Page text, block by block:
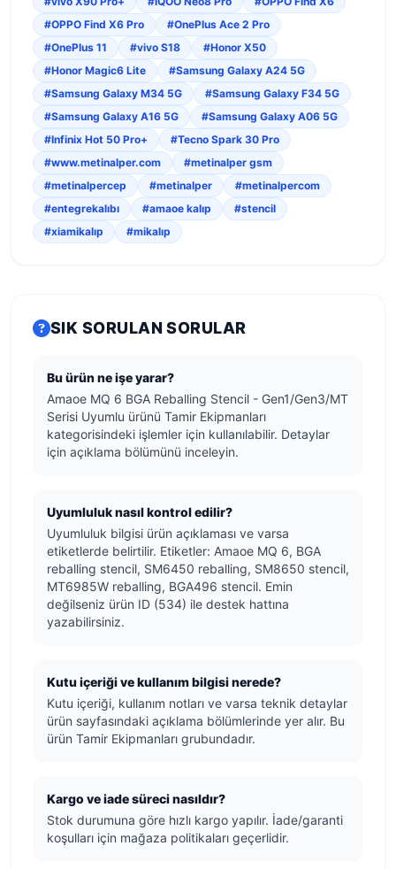
#OPPO Find X6 Pro
#OnePlus Ace 2 Pro
#OnePlus 11
#vivo S18
#Honor X50
#Honor Magic6 Lite
#Samsung Galaxy A24 5G
#Samsung Galaxy M34 5G
#Samsung Galaxy F34 5G
#Samsung Galaxy A16 5G
#Samsung Galaxy A06 5G
#Infinix Hot 50 Pro+
#Tecno Spark 30 Pro
#www.metinalper.com
#metinalper gsm
#metinalpercep
#metinalper
#metinalpercom
#entegrekalıbı
#amaoe kalıp
#stencil
#xiamikalıp
#mikalıp
SIK SORULAN SORULAR
Bu ürün ne işe yarar?
Amaoe MQ 6 BGA Reballing Stencil - Gen1/Gen3/MT
Serisi Uyumlu ürünü Tamir Ekipmanları
kategorisindeki işlemler için kullanılabilir. Detaylar
için açıklama bölümünü inceleyin.
Uyumluluk nasıl kontrol edilir?
Uyumluluk bilgisi ürün açıklaması ve varsa
etiketlerde belirtilir. Etiketler: Amaoe MQ 6, BGA
reballing stencil, SM6450 reballing, SM8650 stencil,
MT6985W reballing, BGA496 stencil. Emin
değilseniz ürün ID (534) ile destek hattına
yazabilirsiniz.
Kutu içeriği ve kullanım bilgisi nerede?
Kutu içeriği, kullanım notları ve varsa teknik detaylar
ürün sayfasındaki açıklama bölümlerinde yer alır. Bu
ürün Tamir Ekipmanları grubundadır.
Kargo ve iade süreci nasıldır?
Stok durumuna göre hızlı kargo yapılır. İade/garanti
koşulları için mağaza politikaları geçerlidir.